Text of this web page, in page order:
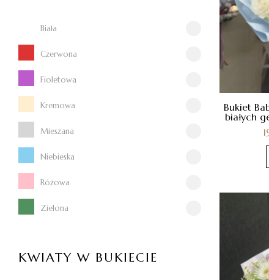
Biała
Czerwona
Fioletowa
Kremowa
Mieszana
Niebieska
Różowa
Zielona
KWIATY W BUKIECIE
Bukiet
białych